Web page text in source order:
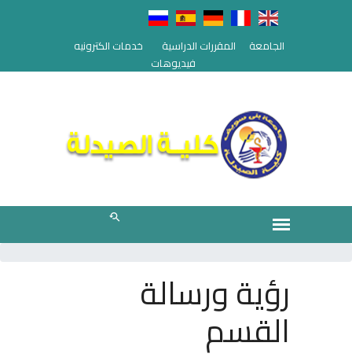
الجامعة المقررات الدراسية
خدمات الكترونيه
فيديوهات
رؤية ورسالة
القسم